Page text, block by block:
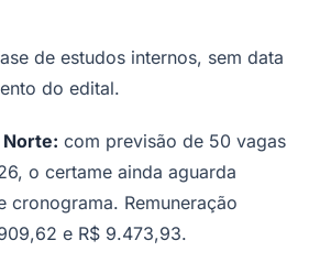
de estudos internos, sem data
do edital.
Norte: com previsão de 50 vagas
o certame ainda aguarda
cronograma. Remuneração
e R$ 9.473,93.